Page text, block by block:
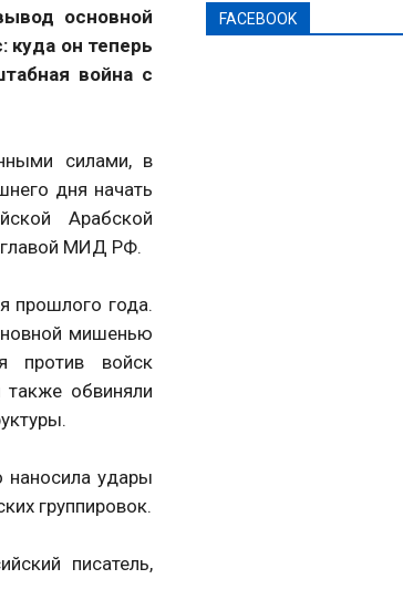
основной
куда он теперь
война с
силами, в
дня начать
Арабской
главой МИД РФ.
прошлого года.
мишенью
против войск
также обвиняли
наносила удары
группировок.
писатель,
FACEBOOK